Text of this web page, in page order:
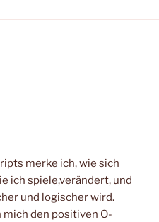
merke ich, wie sich
ich spiele,verändert, und
und logischer wird.
mich den positiven O-